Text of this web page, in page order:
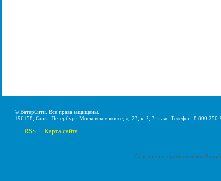
© ВатерСити. Все права защищены.
196158, Санкт-Петербург, Московское шоссе, д. 23, к. 2, 3 этаж. Телефон: 8 800
RSS Карта сайта
Создание интернет-магазина